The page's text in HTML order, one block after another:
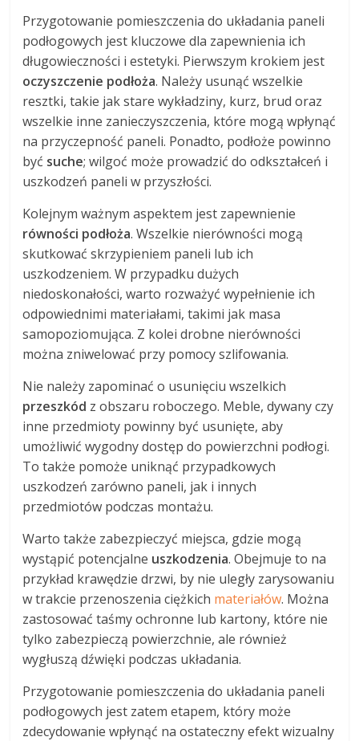
Przygotowanie pomieszczenia do układania paneli
podłogowych jest kluczowe dla zapewnienia ich
długowieczności i estetyki. Pierwszym krokiem jest
oczyszczenie podłoża. Należy usunąć wszelkie
resztki, takie jak stare wykładziny, kurz, brud oraz
wszelkie inne zanieczyszczenia, które mogą wpłynąć
na przyczepność paneli. Ponadto, podłoże powinno
być suche; wilgoć może prowadzić do odkształceń i
uszkodzeń paneli w przyszłości.
Kolejnym ważnym aspektem jest zapewnienie
równości podłoża. Wszelkie nierówności mogą
skutkować skrzypieniem paneli lub ich
uszkodzeniem. W przypadku dużych
niedoskonałości, warto rozważyć wypełnienie ich
odpowiednimi materiałami, takimi jak masa
samopoziomująca. Z kolei drobne nierówności
można zniwelować przy pomocy szlifowania.
Nie należy zapominać o usunięciu wszelkich
przeszkód z obszaru roboczego. Meble, dywany czy
inne przedmioty powinny być usunięte, aby
umożliwić wygodny dostęp do powierzchni podłogi.
To także pomoże uniknąć przypadkowych
uszkodzeń zarówno paneli, jak i innych
przedmiotów podczas montażu.
Warto także zabezpieczyć miejsca, gdzie mogą
wystąpić potencjalne uszkodzenia. Obejmuje to na
przykład krawędzie drzwi, by nie uległy zarysowaniu
w trakcie przenoszenia ciężkich materiałów. Można
zastosować taśmy ochronne lub kartony, które nie
tylko zabezpieczą powierzchnie, ale również
wygłuszą dźwięki podczas układania.
Przygotowanie pomieszczenia do układania paneli
podłogowych jest zatem etapem, który może
zdecydowanie wpłynąć na ostateczny efekt wizualny